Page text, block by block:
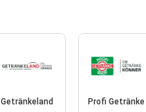
Getränkeland Profi Getränke